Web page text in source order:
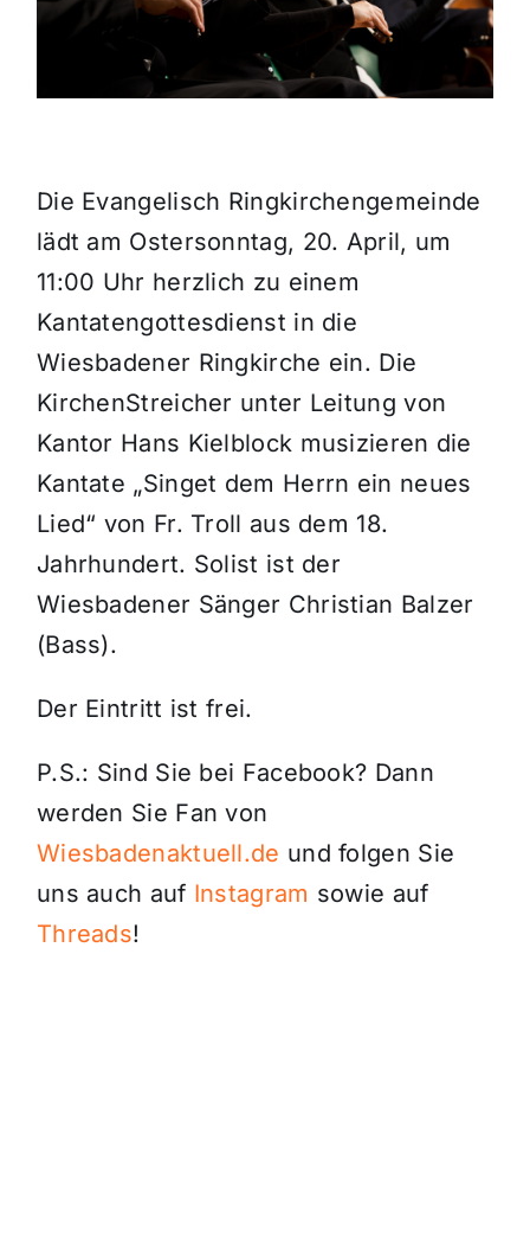
Galerie
Verkehrsmeldungen
Themen und Termine
Gewinnspiele
Die Evangelisch Ringkirchengemeinde
lädt am Ostersonntag, 20. April, um
11:00 Uhr herzlich zu einem
Kantatengottesdienst in die
Wiesbadener Ringkirche ein. Die
KirchenStreicher unter Leitung von
Kantor Hans Kielblock musizieren die
Kantate „Singet dem Herrn ein neues
Lied“ von Fr. Troll aus dem 18.
Jahrhundert. Solist ist der
Wiesbadener Sänger Christian Balzer
(Bass).
Der Eintritt ist frei.
P.S.: Sind Sie bei Facebook? Dann
werden Sie Fan von
Wiesbadenaktuell.de und folgen Sie
uns auch auf Instagram sowie auf
Threads!